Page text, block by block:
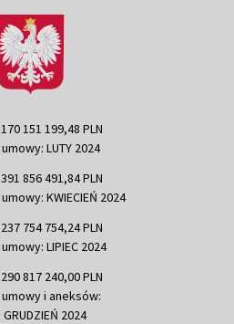
151 199,48 PLN
LUTY 2024
856 491,84 PLN
KWIECIEŃ 2024
754 754,24 PLN
LIPIEC 2024
817 240,00 PLN
i aneksów:
2024